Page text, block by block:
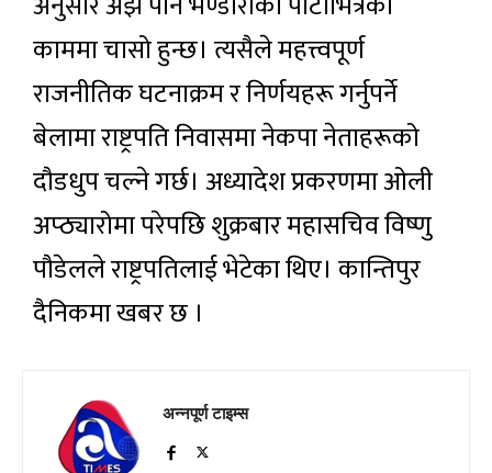
काममा चासो हुन्छ। त्यसैले महत्त्वपूर्ण
राजनीतिक घटनाक्रम र निर्णयहरू गर्नुपर्ने
बेलामा राष्ट्रपति निवासमा नेकपा नेताहरूको
दौडधुप चल्ने गर्छ। अध्यादेश प्रकरणमा ओली
अप्ठ्यारोमा परेपछि शुक्रबार महासचिव विष्णु
पौडेलले राष्ट्रपतिलाई भेटेका थिए। कान्तिपुर
दैनिकमा खबर छ ।
अन्नपूर्ण टाइम्स